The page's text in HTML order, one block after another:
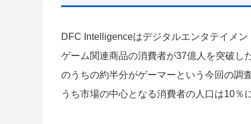
DFC Intelligenceはデジタルエンタテイメ
ゲーム関連商品の消費者が37億人を突破し
のうちの約半分がゲーマーという今回の調
うち市場の中心となる消費者の人口は10％